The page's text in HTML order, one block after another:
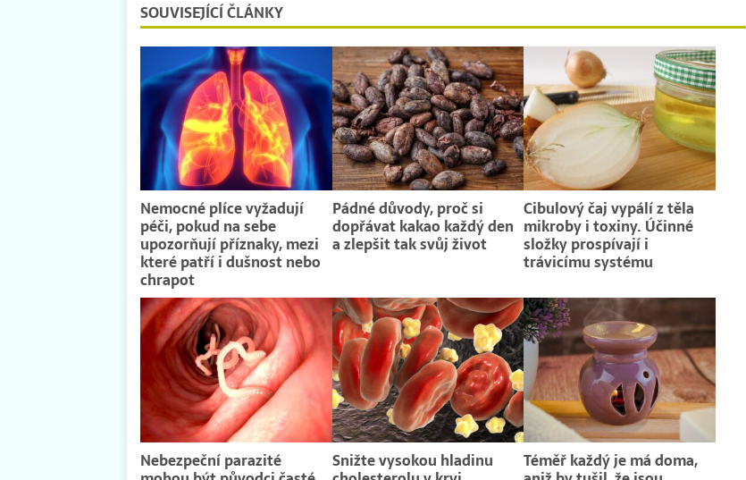
SOUVISEJÍCÍ ČLÁNKY
Nemocné plíce vyžadují
péči, pokud na sebe
upozorňují příznaky, mezi
které patří i dušnost nebo
chrapot
Pádné důvody, proč si
dopřávat kakao každý den
a zlepšit tak svůj život
Cibulový čaj vypálí z těla
mikroby i toxiny. Účinné
složky prospívají i
trávicímu systému
Nebezpeční parazité Snižte vysokou hladinu Téměř každý je má doma,